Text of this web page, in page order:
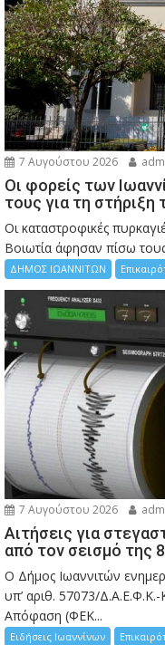
7 Αυγούστου 2026
Οι φορείς των
τους για τη
Οι καταστροφικές
Bοιωτία άφησαν πίσω
ΔΗΜΟΣ ΙΩΑΝΝΙΤΩΝ
7 Αυγούστου 2026
Αιτήσεις για
από τον σεισμό της
Ο Δήμος Ιωαννιτών
υπ’ αριθ. 57073/
Απόφαση (ΦΕΚ...
Ειδήσεις Ιωαννίνων